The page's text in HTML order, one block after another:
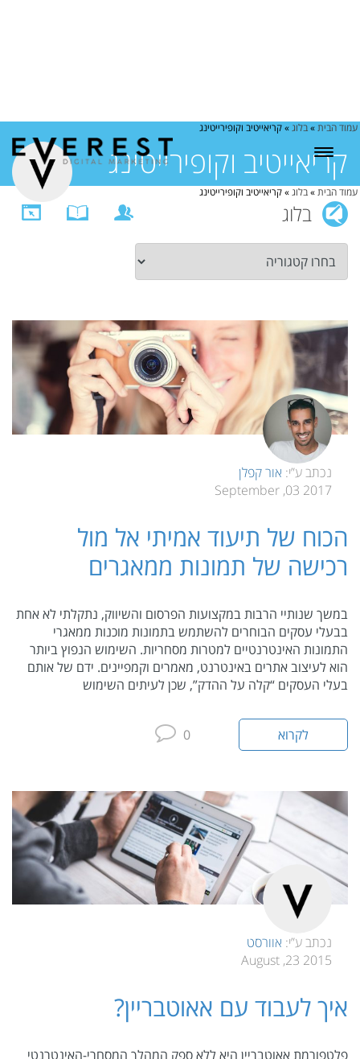
בלוג
עמוד הבית»בלוג»קריאייטיב וקופירייטינג
קריאייטיב וקופירייטינג
עמוד הבית»בלוג»קריאייטיב וקופירייטינג
נכתב ע”י: אור קפלן
2017 03, September
הכוח של תיעוד אמיתי אל מול
רכישה של תמונות ממאגרים
במשך שנותיי הרבות במקצועות הפרסום והשיווק, נתקלתי לא אחת
בבעלי עסקים הבוחרים להשתמש בתמונות מוכנות ממאגרי
התמונות האינטרנטיים למטרות מסחריות. השימוש הנפוץ ביותר
הוא לעיצוב אתרים באינטרנט, מאמרים וקמפיינים. ידם של אותם
בעלי העסקים “קלה על ההדק”, שכן לעיתים השימוש
לקרוא 0
נכתב ע”י: אוורסט
2015 23, August
איך לעבוד עם אאוטבריין?
פלטפורמת אאוטבריין היא ללא ספק המהלך המסחרי-האינטרנטי